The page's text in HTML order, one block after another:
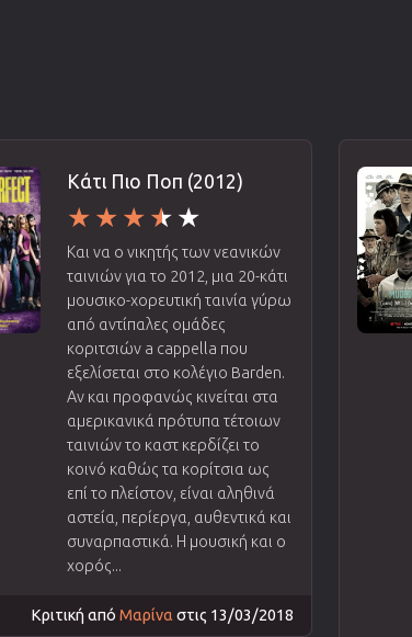
Κάτι Πιο Ποπ (2012)
Και να ο νικητής των νεανικών
ταινιών για το 2012, μια 20-κάτι
μουσικο-χορευτική ταινία γύρω
από αντίπαλες ομάδες
κοριτσιών a cappella που
εξελίσεται στο κολέγιο Barden.
Αν και προφανώς κινείται στα
αμερικανικά πρότυπα τέτοιων
ταινιών το καστ κερδίζει το
κοινό καθώς τα κορίτσια ως
επί το πλείστον, είναι αληθινά
αστεία, περίεργα, αυθεντικά και
συναρπαστικά. Η μουσική και ο
χορός...
Κριτική από Μαρίνα στις 13/03/2018